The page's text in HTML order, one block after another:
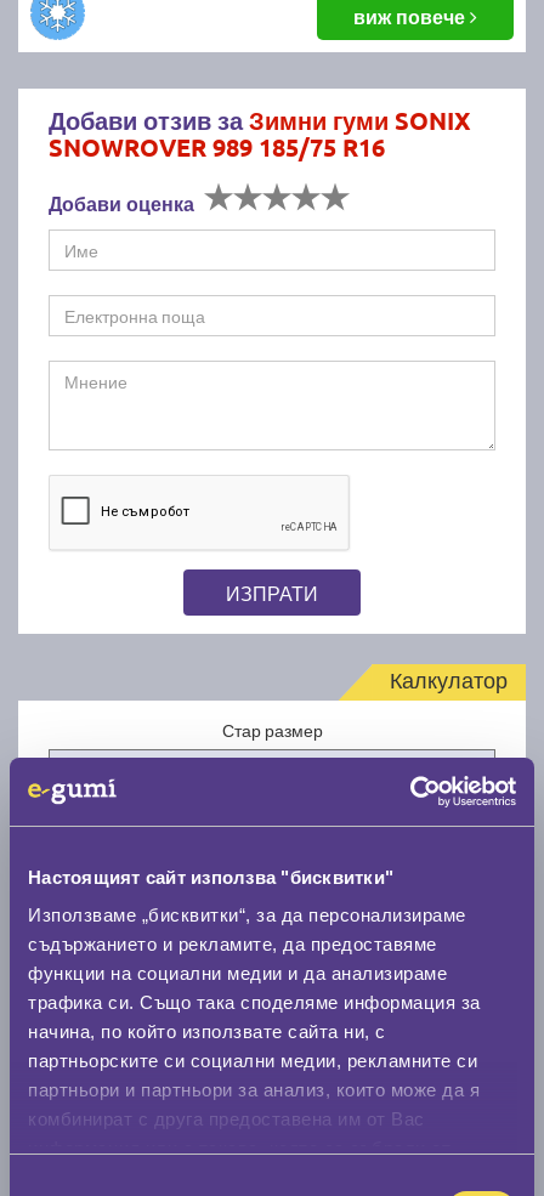
Настоящият сайт използва "бисквитки"
Използваме „бисквитки“, за да персонализираме
съдържанието и рекламите, да предоставяме
функции на социални медии и да анализираме
трафика си. Също така споделяме информация за
начина, по който използвате сайта ни, с
партньорските си социални медии, рекламните си
партньори и партньори за анализ, които може да я
комбинират с друга предоставена им от Вас
виж повече
Добави отзив заЗимни гуми SONIX
SNOWROVER 989 185/75 R16
Добави оценка
ИЗПРАТИ
Калкулатор
Стар размер
Нов размер
Стар размер